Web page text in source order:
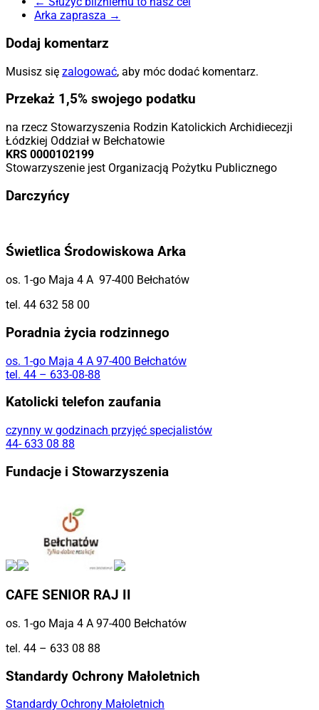
Arka zaprasza →
Dodaj komentarz
Musisz się zalogować, aby móc dodać komentarz.
Przekaż 1,5% swojego podatku
na rzecz Stowarzyszenia Rodzin Katolickich Archidiecezji
Łódzkiej Oddział w Bełchatowie
KRS 0000102199
Stowarzyszenie jest Organizacją Pożytku Publicznego
Darczyńcy
Świetlica Środowiskowa Arka
os. 1-go Maja 4 A 97-400 Bełchatów
tel. 44 632 58 00
Poradnia życia rodzinnego
os. 1-go Maja 4 A 97-400 Bełchatów
tel. 44 – 633-08-88
Katolicki telefon zaufania
czynny w godzinach przyjęć specjalistów
44- 633 08 88
Fundacje i Stowarzyszenia
CAFE SENIOR RAJ II
os. 1-go Maja 4 A 97-400 Bełchatów
tel. 44 – 633 08 88
Standardy Ochrony Małoletnich
Standardy Ochrony Małoletnich